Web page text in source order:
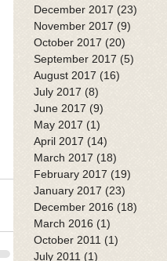
December 2017 (23)
November 2017 (9)
October 2017 (20)
September 2017 (5)
August 2017 (16)
July 2017 (8)
June 2017 (9)
May 2017 (1)
April 2017 (14)
March 2017 (18)
February 2017 (19)
January 2017 (23)
December 2016 (18)
March 2016 (1)
October 2011 (1)
July 2011 (1)